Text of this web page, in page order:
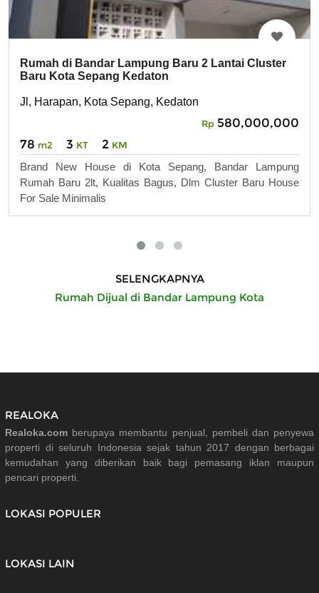
Rumah di Bandar Lampung Baru 2 Lantai Cluster
Baru Kota Sepang Kedaton
Jl, Harapan, Kota Sepang, Kedaton
Rp 580,000,000
78 m2 3 KT 2 KM
Brand New House di Kota Sepang, Bandar Lampung
Rumah Baru 2lt, Kualitas Bagus, Dlm Cluster Baru House
For Sale Minimalis
SELENGKAPNYA
Rumah Dijual di Bandar Lampung Kota
REALOKA
Realoka.com berupaya membantu penjual, pembeli dan penyewa
properti di seluruh Indonesia sejak tahun 2017 dengan berbagai
kemudahan yang diberikan baik bagi pemasang iklan maupun
pencari properti.
LOKASI POPULER
LOKASI LAIN